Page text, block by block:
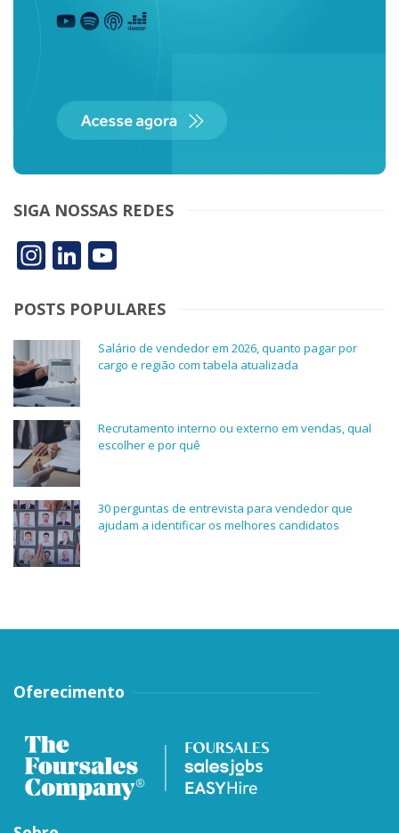
SIGA NOSSAS REDES
Instagram
LinkedIn
POSTS POPULARES
Salário de vendedor em 2026, quanto pagar por
cargo e região com tabela atualizada
Recrutamento interno ou externo em vendas, qual
escolher e por quê
30 perguntas de entrevista para vendedor que
ajudam a identificar os melhores candidatos
Oferecimento